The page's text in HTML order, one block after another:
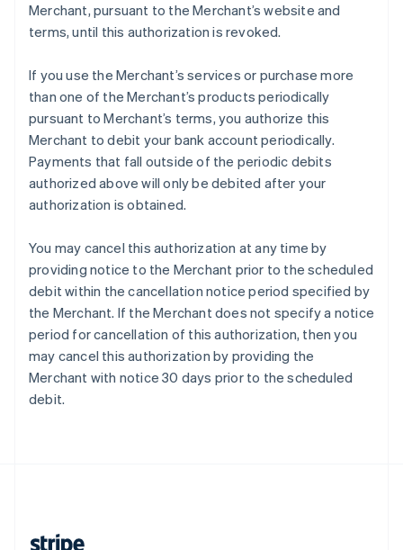
Merchant, pursuant to the Merchant’s website and
terms, until this authorization is revoked.
If you use the Merchant’s services or purchase more
than one of the Merchant’s products periodically
pursuant to Merchant’s terms, you authorize this
Merchant to debit your bank account periodically.
Payments that fall outside of the periodic debits
authorized above will only be debited after your
authorization is obtained.
You may cancel this authorization at any time by
providing notice to the Merchant prior to the scheduled
debit within the cancellation notice period specified by
the Merchant. If the Merchant does not specify a notice
period for cancellation of this authorization, then you
may cancel this authorization by providing the
Merchant with notice 30 days prior to the scheduled
debit.
English
México
Noruega
English
Países Baixos
NederlandsEnglish
Polônia
English
English
RAE de Hong Kong, China
English 简体中文
Reino Unido
English
República Tcheca
English
Singapura